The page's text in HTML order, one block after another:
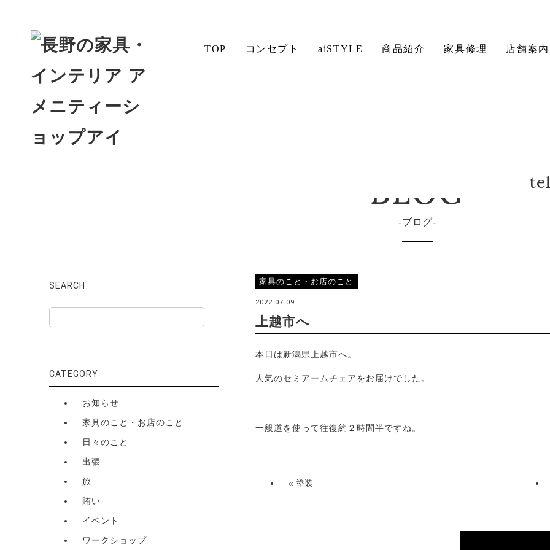
TOP コンセプト
アイの想い
aiSTYLE
aiSTYLE
商品紹介
チェア
家具修理 店舗案内
BLOG
ブログ
家具のこと・お店のこと
2022.07.09
上越市へ
本日は新潟県上越市へ。
人気のセミアームチェアをお届けでした。
一般道を使って往復約２時間半ですね。
« 塗装
SEARCH
CATEGORY
お知らせ
家具のこと・お店のこと
日々のこと
出張
旅
賄い
イベント
ワークショップ